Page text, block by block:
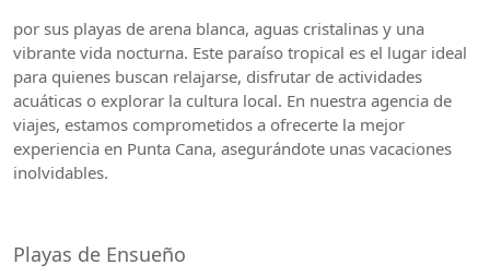
por sus playas de arena blanca, aguas cristalinas y una
vibrante vida nocturna. Este paraíso tropical es el lugar ideal
para quienes buscan relajarse, disfrutar de actividades
acuáticas o explorar la cultura local. En nuestra agencia de
viajes, estamos comprometidos a ofrecerte la mejor
experiencia en Punta Cana, asegurándote unas vacaciones
inolvidables.
Playas de Ensueño